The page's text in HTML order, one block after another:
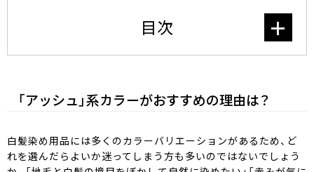
English 簡体中文 繁体中文
目次
「アッシュ」系カラーがおすすめの理由は？
白髪染め用品には多くのカラーバリエーションがあるため、ど
れを選んだらよいか迷ってしまう方も多いのではないでしょう